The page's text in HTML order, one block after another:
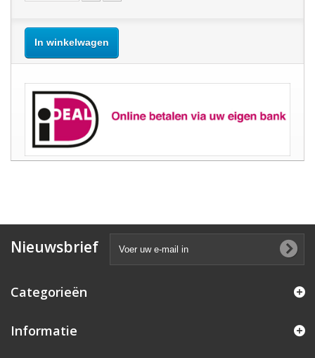
In winkelwagen
Nieuwsbrief
Categorieën
Informatie